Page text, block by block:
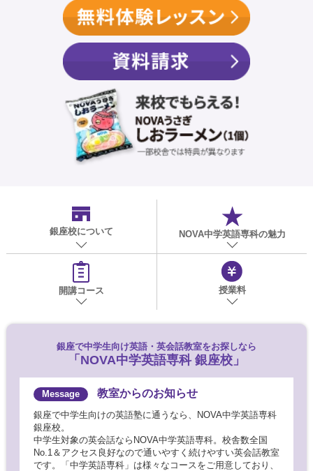
銀座校について NOVA中学英語専科の魅力
開講コース 授業料
銀座で中学生向け英語・英会話教室をお探しなら
「NOVA中学英語専科 銀座校」
教室からのお知らせ
銀座で中学生向けの英語塾に通うなら、NOVA中学英語専科
銀座校。
中学生対象の英会話ならNOVA中学英語専科。校舎数全国
No.1＆アクセス良好なので通いやすく続けやすい英会話教室
です。「中学英語専科」は様々なコースをご用意しており、